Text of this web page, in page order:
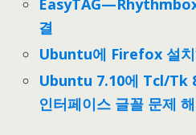
결
Ubuntu에 Firefox 설치
Ubuntu 7.10에 Tcl/Tk
인터페이스 글꼴 문제